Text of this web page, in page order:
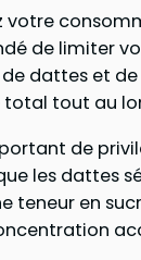
votre
de limiter
dattes et de
tout au
de
les dattes
teneur en